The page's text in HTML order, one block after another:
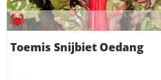
Toemis Snijbiet Oedang